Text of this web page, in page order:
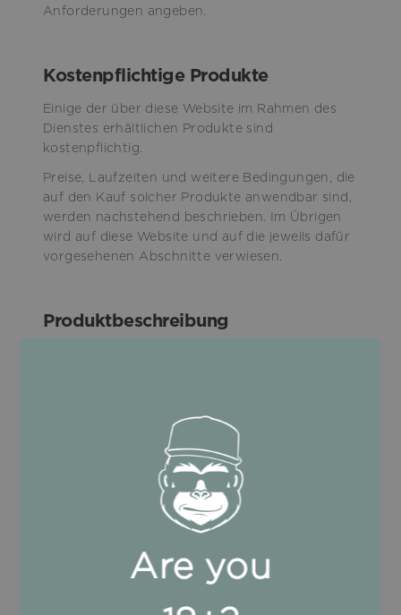
Anforderungen angeben.
Kostenpflichtige Produkte
Einige der über diese Website im Rahmen des
Dienstes erhältlichen Produkte sind
kostenpflichtig.
Preise, Laufzeiten und weitere Bedingungen, die
auf den Kauf solcher Produkte anwendbar sind,
werden nachstehend beschrieben. Im Übrigen
wird auf diese Website und auf die jeweils dafür
vorgesehenen Abschnitte verwiesen.
Produktbeschreibung
unangekündigt geändert werden.
Obwohl Produkte über diese Website mit der
technisch größtmöglichen Sorgfalt dargestellt
werden, dienen Darstellungen jeglicher Art
(einschließlich graphischer Darstellungsformen,
Bilder, Farben, Klänge) lediglich als Referenz und
Eigenschaften des erworbenen Produkts dar.
werden im Laufe des Kaufvorgangs erläutert.
Are you